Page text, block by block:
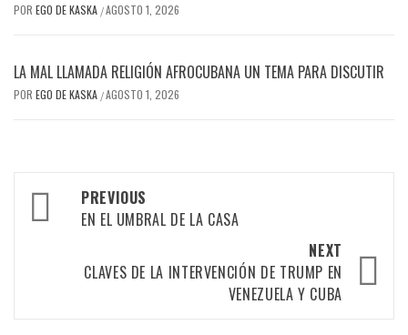
POR EGO DE KASKA /AGOSTO 1, 2026
LA MAL LLAMADA RELIGIÓN AFROCUBANA UN TEMA PARA DISCUTIR
POR EGO DE KASKA /AGOSTO 1, 2026
Post
navigation
PREVIOUS
EN EL UMBRAL DE LA CASA
NEXT
CLAVES DE LA INTERVENCIÓN DE TRUMP EN
VENEZUELA Y CUBA